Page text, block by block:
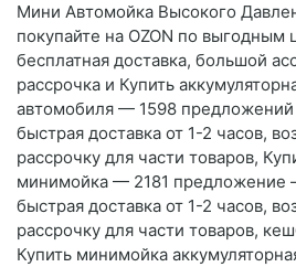
Мини Автомойка Высокого
покупайте на OZON по выгодным
бесплатная доставка, большой
рассрочка и Купить
автомобиля — 1598
быстрая доставка от 1-2 часов,
рассрочку для части товаров,
минимойка — 2181 предложение
быстрая доставка от 1-2 часов,
рассрочку для части товаров,
Купить минимойка